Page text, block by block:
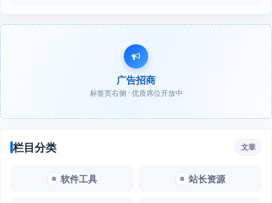
广告招商
标签页右侧 · 优质席位开放中
栏目分类 文章
软件工具 站长资源